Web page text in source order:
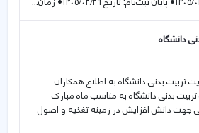
دانشگاه
مدیریت تربیت بدنی دانشگاه به اطلاع همکاران
بدنی دانشگاه به مناسب ماه مبارک
جهت دانش افزایش در زمینه تغذیه و اصول